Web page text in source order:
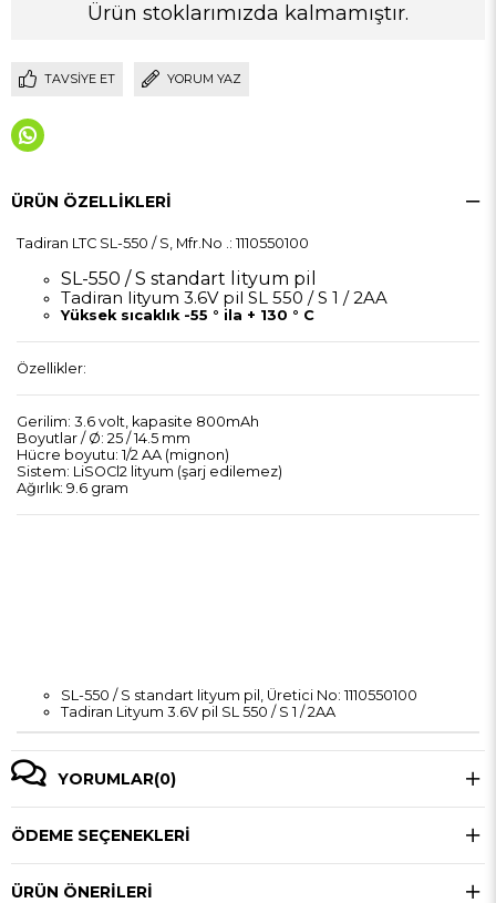
Ürün stoklarımızda kalmamıştır.
TAVSIYE ET YORUM YAZ
ÜRÜN ÖZELLIKLERI
Tadiran LTC SL-550 / S, Mfr.No .: 1110550100
SL-550 / S standart lityum pil
Tadiran lityum 3.6V pil SL 550 / S 1 / 2AA
Yüksek sıcaklık -55 ° ila + 130 ° C
Özellikler:
Gerilim: 3.6 volt, kapasite 800mAh
Boyutlar / Ø: 25 / 14.5 mm
Hücre boyutu: 1/2 AA (mignon)
Sistem: LiSOCl2 lityum (şarj edilemez)
Ağırlık: 9.6 gram
SL-550 / S standart lityum pil, Üretici No: 1110550100
Tadiran Lityum 3.6V pil SL 550 / S 1 / 2AA
YORUMLAR(0)
ÖDEME SEÇENEKLERI
ÜRÜN ÖNERILERI